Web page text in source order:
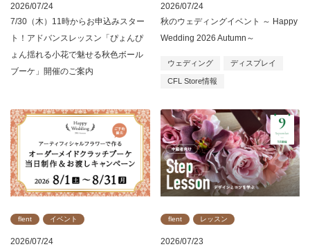
2026/07/24
7/30（木）11時からお申込みスター
ト！アドバンスレッスン「ぴょんぴ
ょん揺れる小花で魅せる秋色ボール
ブーケ」開催のご案内
2026/07/24
秋のウェディングイベント ～ Happy
Wedding 2026 Autumn～
ウェディング ディスプレイ
CFL Store情報
2026/07/24
flent イベント
2026/07/23
flent レッスン